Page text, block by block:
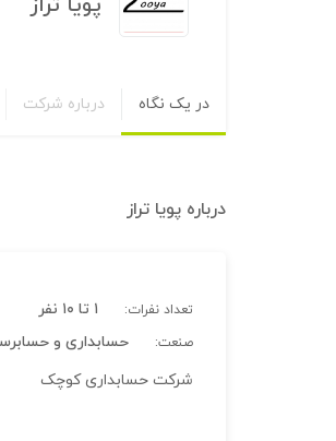
در یک نگاه درباره شرکت
درباره پویا تراز
تعداد نفرات: ۱ تا ۱۰ نفر
صنعت:
حسابداری و
شرکت حسابداری کوچک